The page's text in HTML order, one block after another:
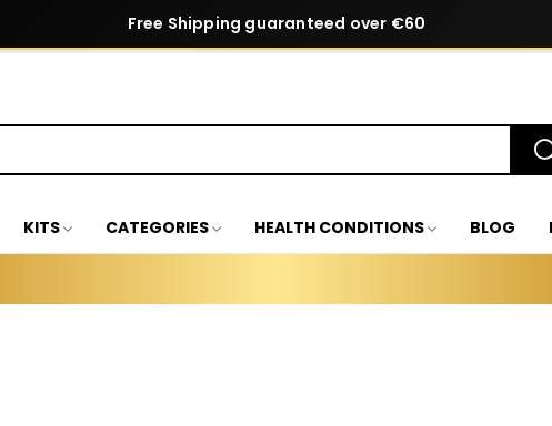
Free Shipping guaranteed over €60
KITS CATEGORIES HEALTH CONDITIONS BLOG